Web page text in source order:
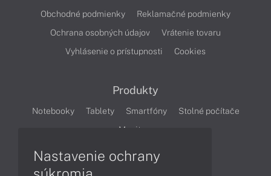
Obchodné podmienky
Reklamačné podmienky
Ochrana osobných údajov
Vrátenie tovaru
Vyhlásenie o prístupnosti
Cookies
Produkty
Notebooky Tablety Smartfóny
Stolné počítače
Monitory
Nastavenie ochrany